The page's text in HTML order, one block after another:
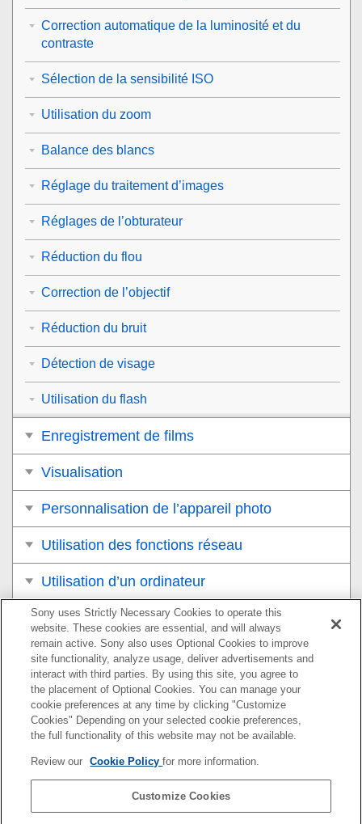
Correction automatique de la luminosité et du
contraste
Sélection de la sensibilité ISO
Utilisation du zoom
Balance des blancs
Réglage du traitement d’images
Réglages de l’obturateur
Réduction du flou
Correction de l’objectif
Réduction du bruit
Détection de visage
Utilisation du flash
Enregistrement de films
Visualisation
Personnalisation de l’appareil photo
Utilisation des fonctions réseau
Utilisation d’un ordinateur
Liste des éléments du MENU
Précautions/Le produit
Si vous avez des problèmes
Pour plus d’informations sur la conformité aux lois sur
Accessibilité en France : conformité partielle
Sony uses Strictly Necessary Cookies to operate this
website. These cookies are essential, and will always
remain active. Sony also uses Optional Cookies to improve
site functionality, analyze usage, deliver advertisements and
interact with third parties. By using this site, you agree to
the placement of Optional Cookies. You can manage your
cookie preferences at any time by clicking "Customize
Cookies" Depending on your selected cookie preferences,
the full functionality of this website may not be available.
Review our Cookie Policyfor more information.
Customize Cookies